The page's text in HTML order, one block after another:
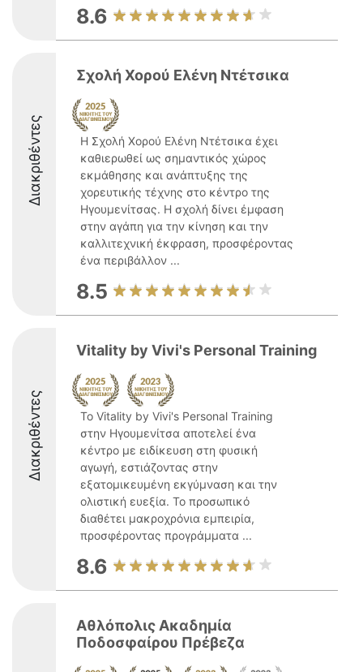
8.6
Διακριθέντες
Σχολή Χορού Ελένη Ντέτσικα
Η Σχολή Χορού Ελένη Ντέτσικα έχει
καθιερωθεί ως σημαντικός χώρος
εκμάθησης και ανάπτυξης της
χορευτικής τέχνης στο κέντρο της
Ηγουμενίτσας. Η σχολή δίνει έμφαση
στην αγάπη για την κίνηση και την
καλλιτεχνική έκφραση, προσφέροντας
ένα περιβάλλον ...
8.5
Διακριθέντες
Vitality by Vivi's Personal Training
Το Vitality by Vivi's Personal Training
στην Ηγουμενίτσα αποτελεί ένα
κέντρο με ειδίκευση στη φυσική
αγωγή, εστιάζοντας στην
εξατομικευμένη εκγύμναση και την
ολιστική ευεξία. Το προσωπικό
διαθέτει μακροχρόνια εμπειρία,
προσφέροντας προγράμματα ...
8.6
Αθλόπολις Ακαδημία
Ποδοσφαίρου Πρέβεζα